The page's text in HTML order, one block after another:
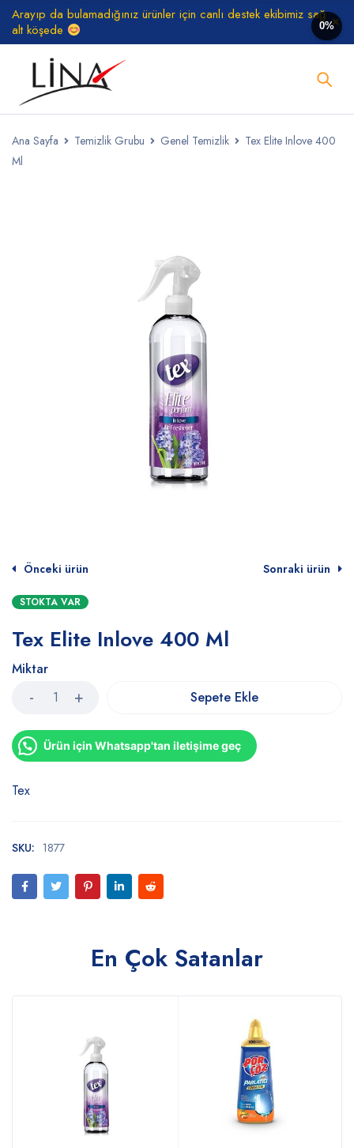
Arayıp da bulamadığınız ürünler için canlı destek ekibimiz sağ
alt köşede
Ana Sayfa Temizlik Grubu Genel Temizlik
Tex Elite Inlove 400
Ml
Önceki ürün Sonraki ürün
STOKTA VAR
Tex Elite Inlove 400 Ml
Miktar
Sepete Ekle
Ürün için Whatsapp'tan iletişime geç
Tex
SKU: 1877
En Çok Satanlar
0%